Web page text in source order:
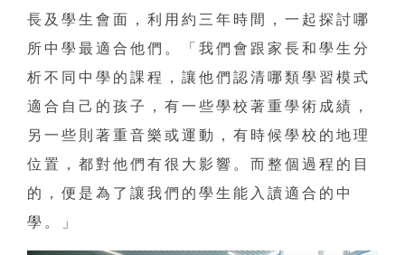
長及學生會面，利用約三年時間，一起探討哪
所中學最適合他們。「我們會跟家長和學生分
析不同中學的課程，讓他們認清哪類學習模式
適合自己的孩子，有一些學校著重學術成績，
另一些則著重音樂或運動，有時候學校的地理
位置，都對他們有很大影響。而整個過程的目
的，便是為了讓我們的學生能入讀適合的中
學。」